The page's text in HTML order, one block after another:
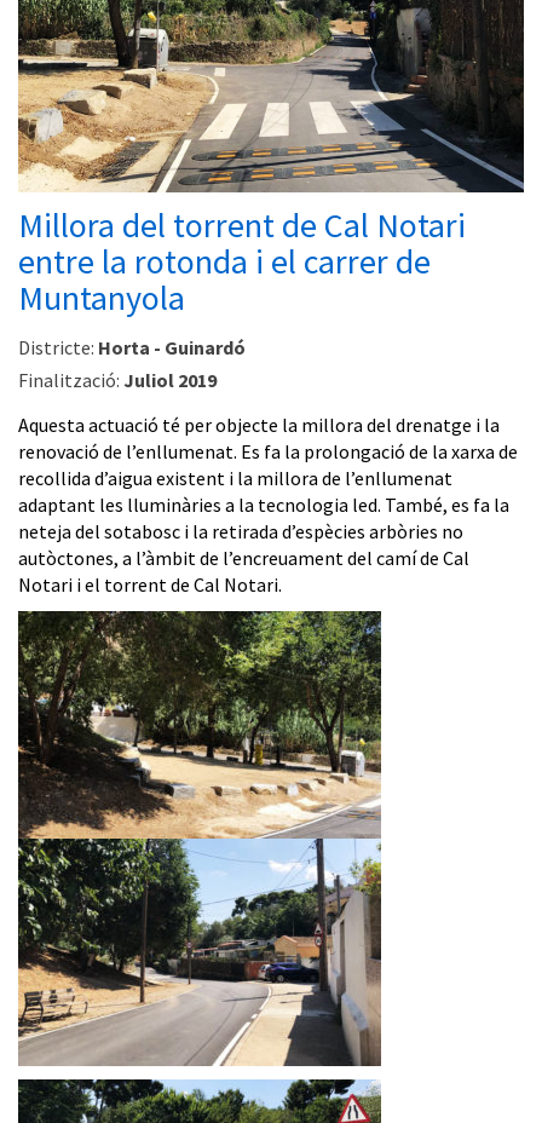
Millora del torrent de Cal Notari
entre la rotonda i el carrer de
Muntanyola
Districte: Horta - Guinardó
Finalització: Juliol 2019
Aquesta actuació té per objecte la millora del drenatge i la
renovació de l’enllumenat. Es fa la prolongació de la xarxa de
recollida d’aigua existent i la millora de l’enllumenat
adaptant les lluminàries a la tecnologia led. També, es fa la
neteja del sotabosc i la retirada d’espècies arbòries no
autòctones, a l’àmbit de l’encreuament del camí de Cal
Notari i el torrent de Cal Notari.